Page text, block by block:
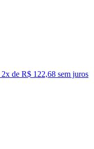
2x de R$ 122,68 sem juros